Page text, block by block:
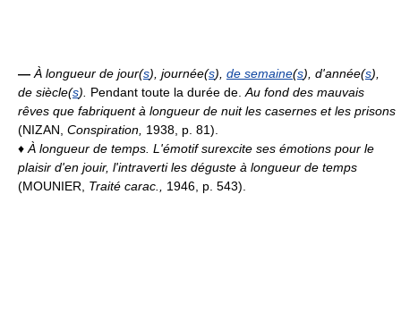
— À longueur de jour(s), journée(s), de semaine(s), d'année(s),
de siècle(s). Pendant toute la durée de. Au fond des mauvais
rêves que fabriquent à longueur de nuit les casernes et les prisons
(NIZAN, Conspiration, 1938, p. 81).
♦ À longueur de temps. L'émotif surexcite ses émotions pour le
plaisir d'en jouir, l'intraverti les déguste à longueur de temps
(MOUNIER, Traité carac., 1946, p. 543).